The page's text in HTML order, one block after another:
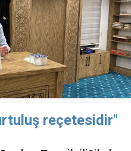
reçetesidir"